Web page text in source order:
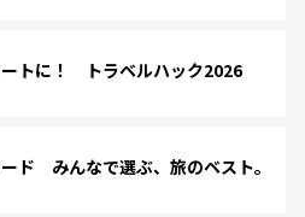
トに！ トラベルハック2026
ド みんなで選ぶ、旅のベスト。